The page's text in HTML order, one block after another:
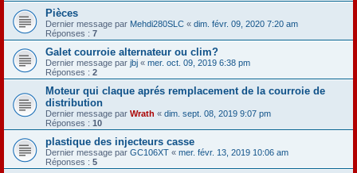
Pièces
Dernier message par Mehdi280SLC « dim. févr. 09, 2020 7:20 am
Réponses : 7
Galet courroie alternateur ou clim?
Dernier message par jbj « mer. oct. 09, 2019 6:38 pm
Réponses : 2
Moteur qui claque aprés remplacement de la courroie de
distribution
Dernier message par Wrath « dim. sept. 08, 2019 9:07 pm
Réponses : 10
plastique des injecteurs casse
Dernier message par GC106XT « mer. févr. 13, 2019 10:06 am
Réponses : 5